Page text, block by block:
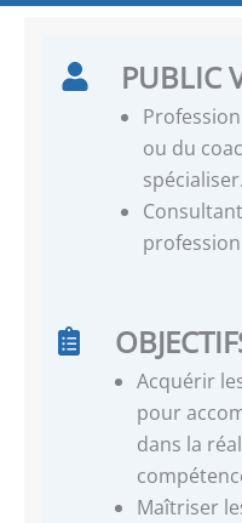
PUBLIC
ou du
spécialiser.
Acquérir
pour
dans la
Maîtriser